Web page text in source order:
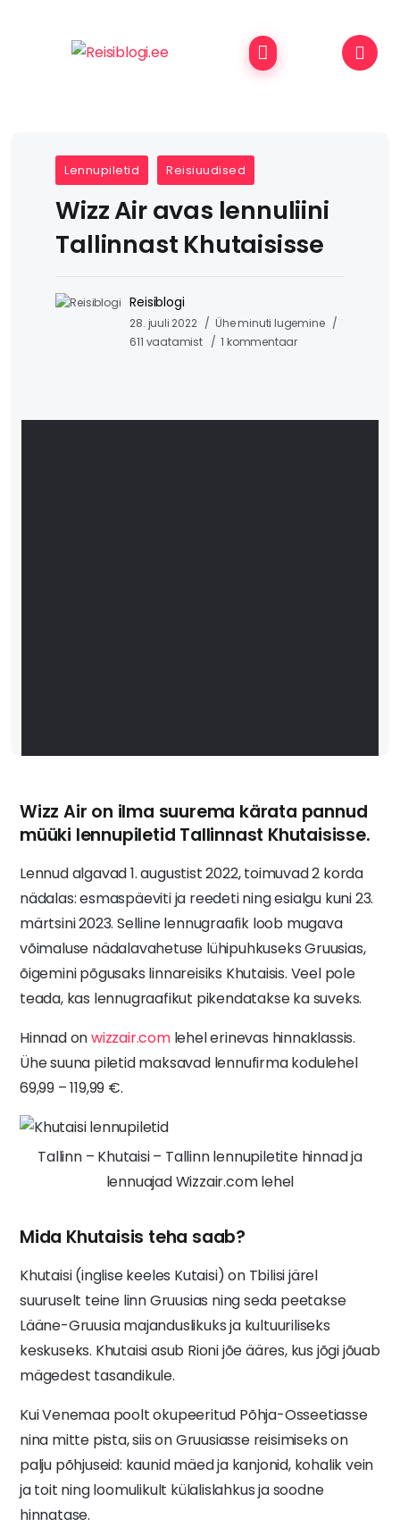
Lennupiletid Reisiuudised
Wizz Air avas lennuliini
Tallinnast Khutaisisse
Reisiblogi
28. juuli 2022
Ühe minuti lugemine
611 vaatamist
1 kommentaar
Wizz Air on ilma suurema kärata pannud
müüki lennupiletid Tallinnast Khutaisisse.
Lennud algavad 1. augustist 2022, toimuvad 2 korda
nädalas: esmaspäeviti ja reedeti ning esialgu kuni 23.
märtsini 2023. Selline lennugraafik loob mugava
võimaluse nädalavahetuse lühipuhkuseks Gruusias,
õigemini põgusaks linnareisiks Khutaisis. Veel pole
teada, kas lennugraafikut pikendatakse ka suveks.
Hinnad onwizzair.comlehel erinevas hinnaklassis.
Ühe suuna piletid maksavad lennufirma kodulehel
69,99 – 119,99 €.
Tallinn – Khutaisi – Tallinn lennupiletite hinnad ja
lennuajad Wizzair.com lehel
Mida Khutaisis teha saab?
Khutaisi (inglise keeles Kutaisi) on Tbilisi järel
suuruselt teine linn Gruusias ning seda peetakse
Lääne-Gruusia majanduslikuks ja kultuuriliseks
keskuseks. Khutaisi asub Rioni jõe ääres, kus jõgi jõuab
mägedest tasandikule.
Kui Venemaa poolt okupeeritud Põhja-Osseetiasse
nina mitte pista, siis on Gruusiasse reisimiseks on
palju põhjuseid: kaunid mäed ja kanjonid, kohalik vein
ja toit ning loomulikult külalislahkus ja soodne
hinnatase.